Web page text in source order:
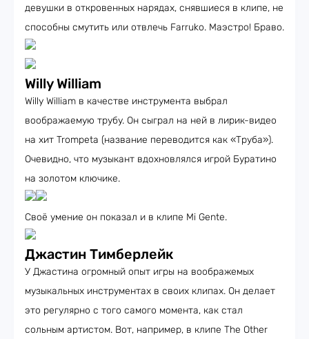
девушки в откровенных нарядах, снявшиеся в клипе, не
способны смутить или отвлечь Farruko. Маэстро! Браво.
Willy William
Willy William в качестве инструмента выбрал
воображаемую трубу. Он сыграл на ней в лирик-видео
на хит Trompeta (название переводится как «Труба»).
Очевидно, что музыкант вдохновлялся игрой Буратино
на золотом ключике.
Своё умение он показал и в клипе Mi Gente.
Джастин Тимберлейк
У Джастина огромный опыт игры на воображемых
музыкальных инструментах в своих клипах. Он делает
это регулярно с того самого момента, как стал
сольным артистом. Вот, например, в клипе The Other